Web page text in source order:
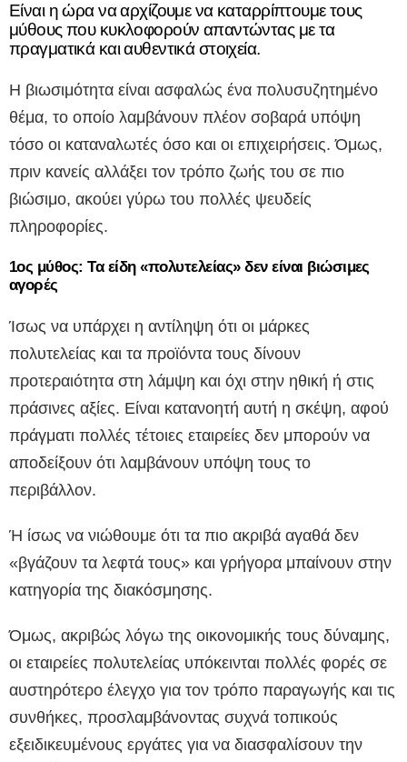
Είναι η ώρα να αρχίζουμε να καταρρίπτουμε τους
μύθους που κυκλοφορούν απαντώντας με τα
πραγματικά και αυθεντικά στοιχεία.
Η βιωσιμότητα είναι ασφαλώς ένα πολυσυζητημένο
θέμα, το οποίο λαμβάνουν πλέον σοβαρά υπόψη
τόσο οι καταναλωτές όσο και οι επιχειρήσεις. Όμως,
πριν κανείς αλλάξει τον τρόπο ζωής του σε πιο
βιώσιμο, ακούει γύρω του πολλές ψευδείς
πληροφορίες.
1ος μύθος: Τα είδη «πολυτελείας» δεν είναι βιώσιμες
αγορές
Ίσως να υπάρχει η αντίληψη ότι οι μάρκες
πολυτελείας και τα προϊόντα τους δίνουν
προτεραιότητα στη λάμψη και όχι στην ηθική ή στις
πράσινες αξίες. Είναι κατανοητή αυτή η σκέψη, αφού
πράγματι πολλές τέτοιες εταιρείες δεν μπορούν να
αποδείξουν ότι λαμβάνουν υπόψη τους το
περιβάλλον.
Ή ίσως να νιώθουμε ότι τα πιο ακριβά αγαθά δεν
«βγάζουν τα λεφτά τους» και γρήγορα μπαίνουν στην
κατηγορία της διακόσμησης.
Όμως, ακριβώς λόγω της οικονομικής τους δύναμης,
οι εταιρείες πολυτελείας υπόκεινται πολλές φορές σε
αυστηρότερο έλεγχο για τον τρόπο παραγωγής και τις
συνθήκες, προσλαμβάνοντας συχνά τοπικούς
εξειδικευμένους εργάτες για να διασφαλίσουν την